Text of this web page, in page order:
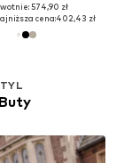
574,90 zł
cena:402,43 zł